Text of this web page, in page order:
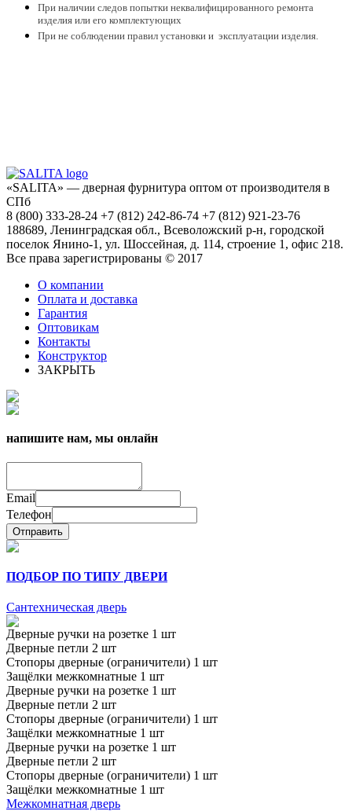
При наличии следов попытки неквалифицированного ремонта
изделия или его комплектующих
При не соблюдении правил установки и эксплуатации изделия.
«SALITA» — дверная фурнитура оптом от производителя в
СПб
8 (800) 333-28-24 +7 (812) 242-86-74 +7 (812) 921-23-76
188689, Ленинградская обл., Всеволожский р-н, городской
поселок Янино-1, ул. Шоссейная, д. 114, строение 1, офис 218.
Все права зарегистрированы © 2017
О компании
Оплата и доставка
Гарантия
Оптовикам
Контакты
Конструктор
ЗАКРЫТЬ
напишите нам, мы онлайн
Email
Телефон
Отправить
ПОДБОР ПО ТИПУ ДВЕРИ
Сантехническая дверь
Дверные ручки на розетке 1 шт
Дверные петли 2 шт
Стопоры дверные (ограничители) 1 шт
Защёлки межкомнатные 1 шт
Дверные ручки на розетке 1 шт
Дверные петли 2 шт
Стопоры дверные (ограничители) 1 шт
Защёлки межкомнатные 1 шт
Дверные ручки на розетке 1 шт
Дверные петли 2 шт
Стопоры дверные (ограничители) 1 шт
Защёлки межкомнатные 1 шт
Межкомнатная дверь